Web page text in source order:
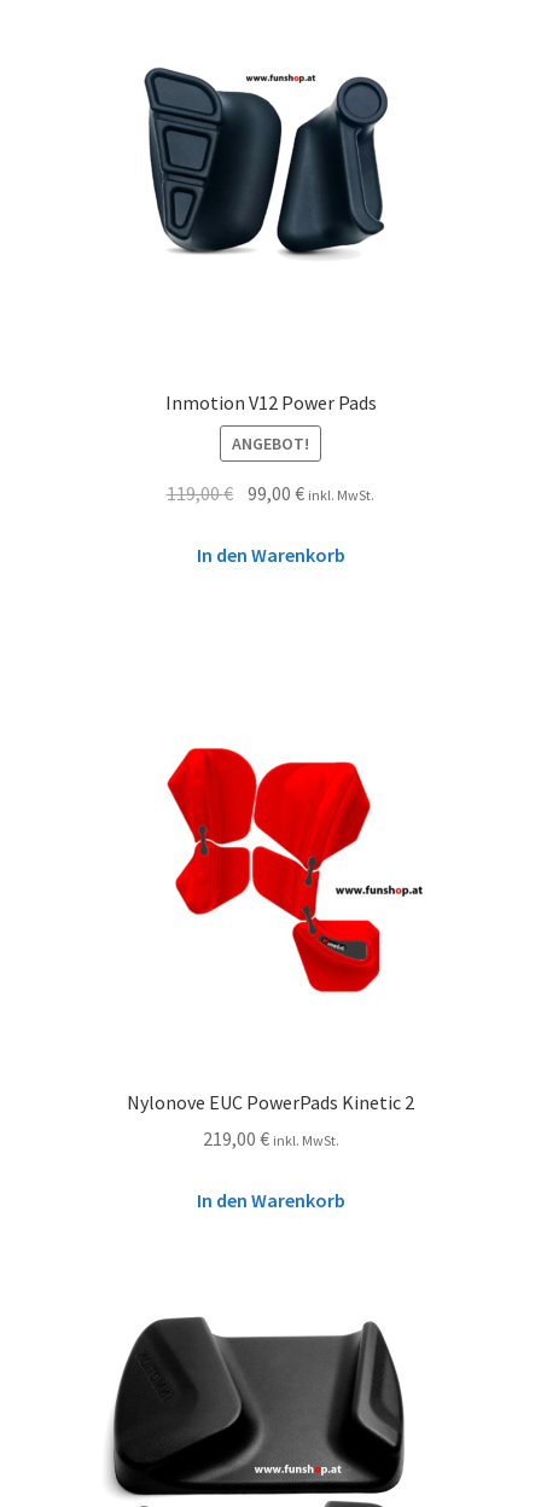
Inmotion V12 Power Pads
ANGEBOT!
119,00€ 99,00€ inkl. MwSt.
In den Warenkorb
Nylonove EUC PowerPads Kinetic 2
219,00 € inkl. MwSt.
In den Warenkorb